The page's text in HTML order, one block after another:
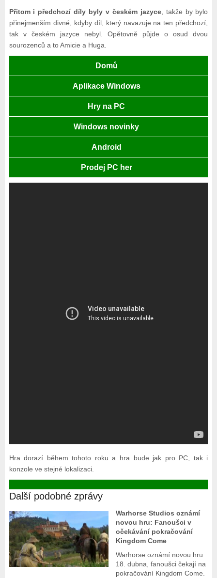
Přitom i předchozí díly byly v českém jazyce, takže by bylo
přinejmenším divné, kdyby díl, který navazuje na ten předchozí,
tak v českém jazyce nebyl. Opětovně půjde o osud dvou
sourozenců a to Amicie a Huga.
Domů
Aplikace Windows
Hry na PC
Windows novinky
Android
Prodej PC her
Hra dorazí během tohoto roku a hra bude jak pro PC, tak i
konzole ve stejné lokalizaci.
Další podobné zprávy
Warhorse Studios oznámí
novou hru: Fanoušci v
očekávání pokračování
Kingdom Come
Warhorse oznámí novou hru
18. dubna, fanoušci čekají na
pokračování Kingdom Come.